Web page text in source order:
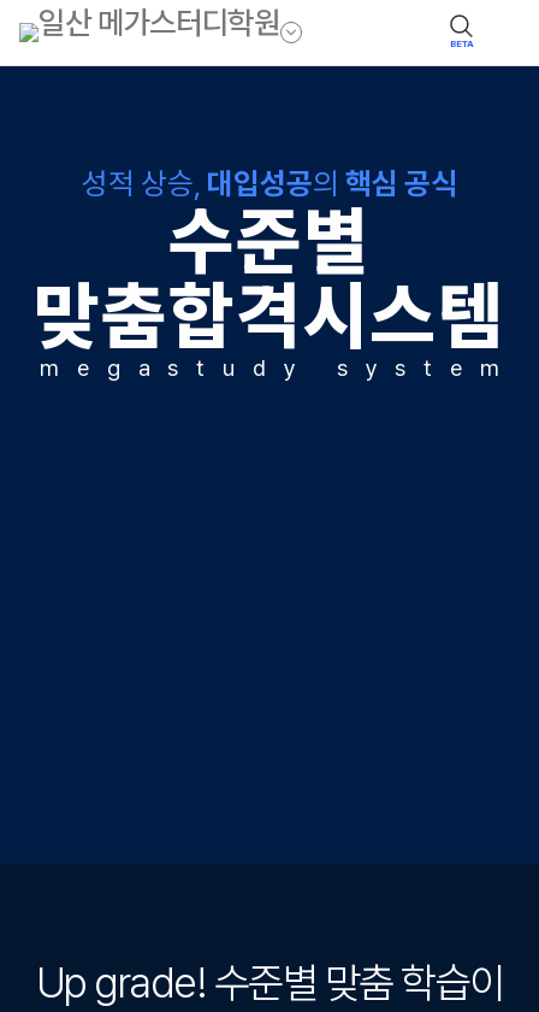
BETA
성적 상승, 대입성공의핵심 공식
수준별
맞춤합격시스템
m e g ast u d y s yst e m
Up grade! 수준별 맞춤 학습이